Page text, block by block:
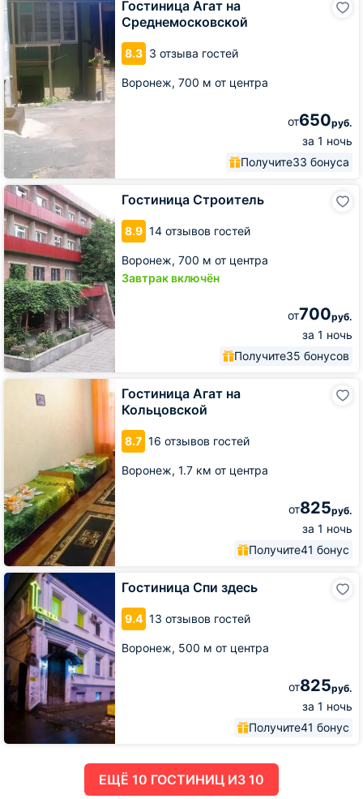
Гостиница Агат на
Среднемосковской
8.3 3 отзыва гостей
Воронеж, 700 м от центра
от650руб.
за 1 ночь
Получите33 бонуса
Агат
на
Среднемосковской
Гостиница Строитель
8.9 14 отзывов гостей
Воронеж, 700 м от центра
Завтрак включён
от700руб.
за 1 ночь
Получите35 бонусов
Гостиница
Строитель
Гостиница Агат на
Кольцовской
8.7 16 отзывов гостей
Воронеж, 1.7 км от центра
от825руб.
за 1 ночь
Получите41 бонус
Гостиница
Гостиница Спи здесь
9.4 13 отзывов гостей
Воронеж, 500 м от центра
от825руб.
за 1 ночь
Получите41 бонус
Гостиница
Спи
здесь
ЕЩË 10 ГОСТИНИЦ ИЗ 10